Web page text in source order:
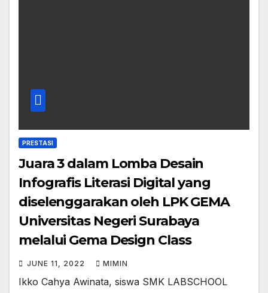
PRESTASI
Juara 3 dalam Lomba Desain
Infografis Literasi Digital yang
diselenggarakan oleh LPK GEMA
Universitas Negeri Surabaya
melalui Gema Design Class
JUNE 11, 2022 MIMIN
Ikko Cahya Awinata, siswa SMK LABSCHOOL